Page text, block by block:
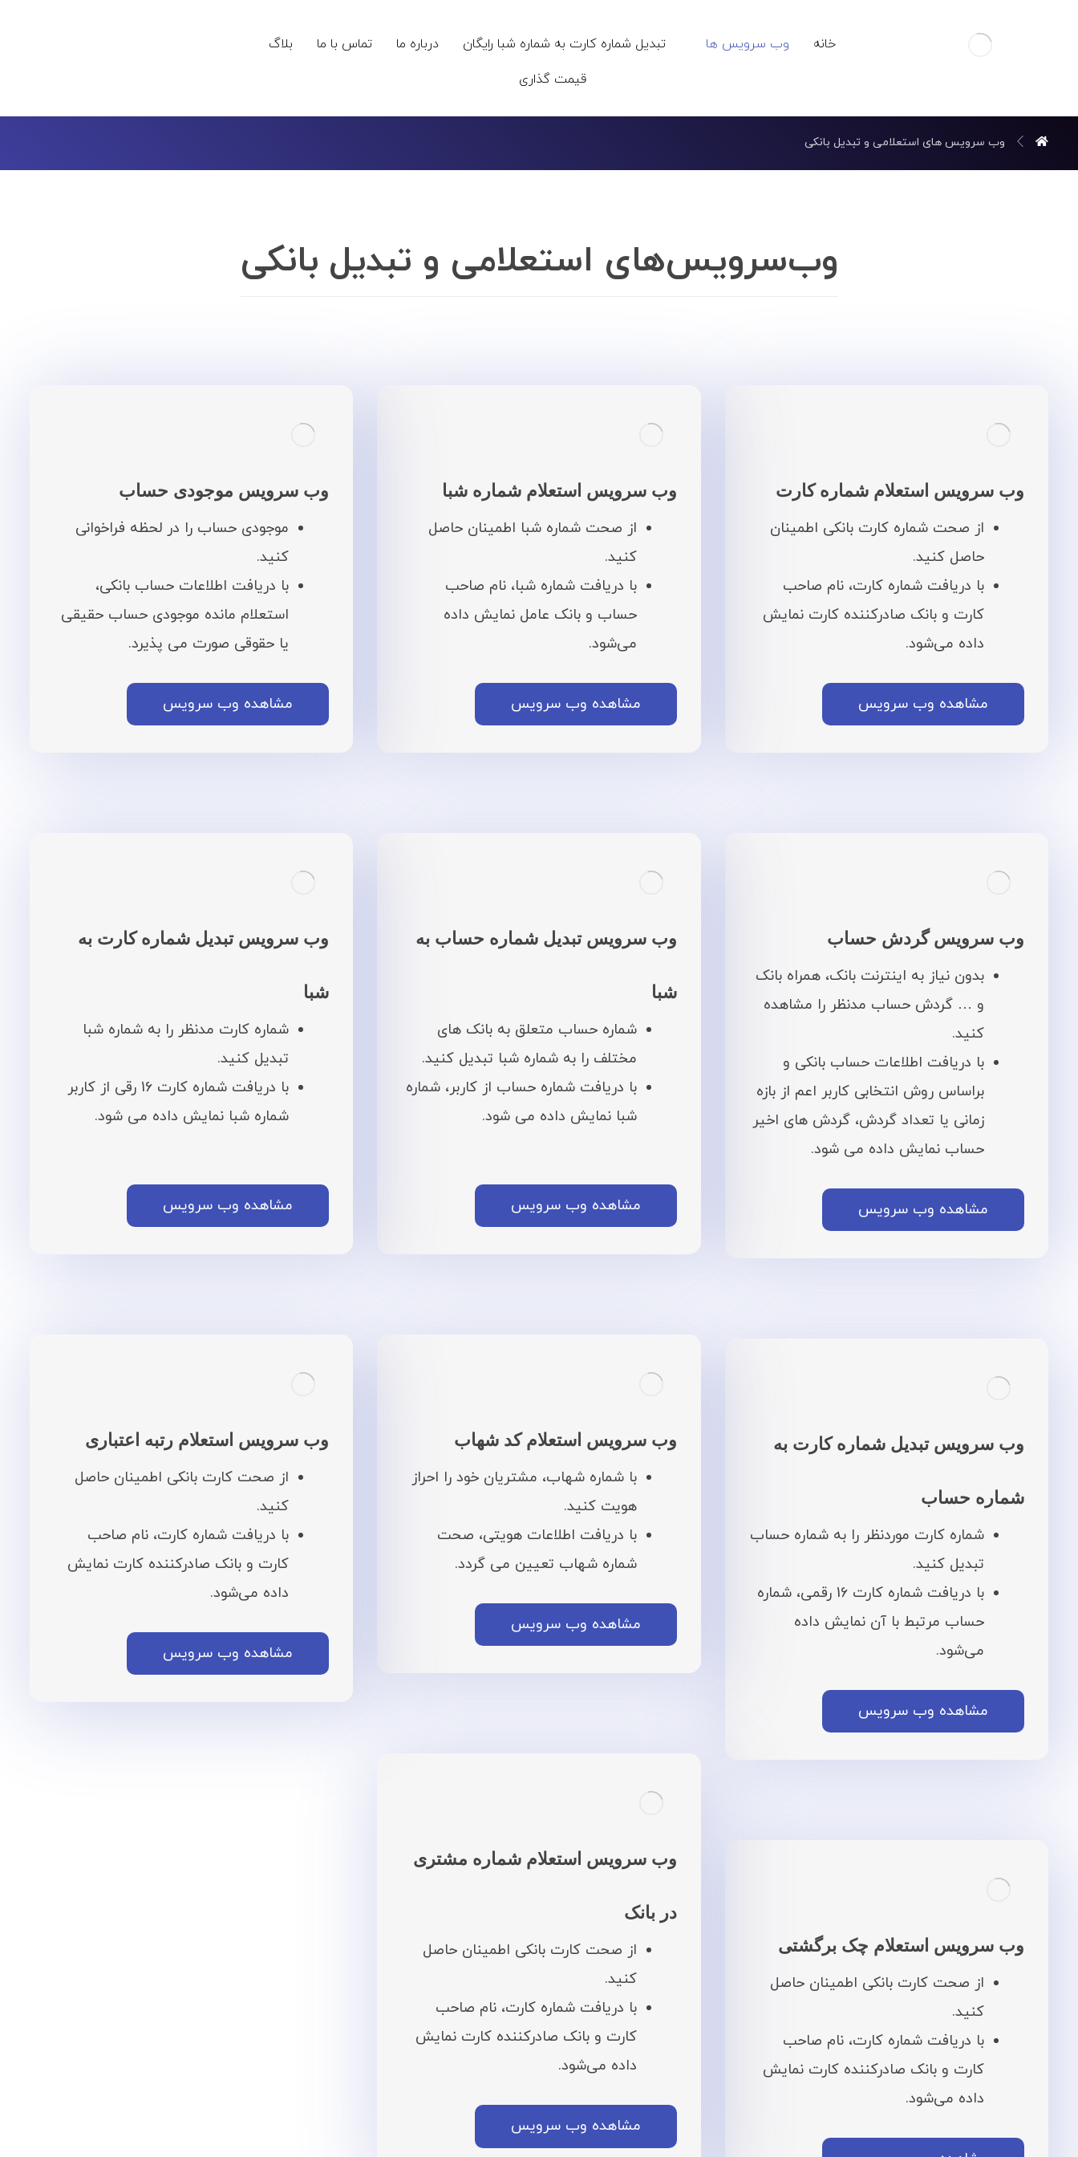
خانه وب سرویس ها تبدیل شماره کارت به شماره شبا رایگان درباره ما تماس با ما
بلاگ
قیمت گذاری
وب سرویس های استعلامی و تبدیل بانکی
وب‌سرویس‌های استعلامی و تبدیل بانکی
وب سرویس استعلام شماره کارت
از صحت شماره کارت بانکی اطمینان
حاصل کنید.
با دریافت شماره کارت، نام صاحب
کارت و بانک صادرکننده کارت نمایش
داده می‌شود.
مشاهده وب سرویس
وب سرویس گردش حساب
بدون نیاز به اینترنت بانک، همراه بانک
و … گردش حساب مدنظر را مشاهده
کنید.
با دریافت اطلاعات حساب بانکی و
براساس روش انتخابی کاربر اعم از بازه
زمانی یا تعداد گردش، گردش های اخیر
حساب نمایش داده می شود.
مشاهده وب سرویس
وب سرویس تبدیل شماره کارت به
شماره حساب
شماره کارت موردنظر را به شماره حساب
تبدیل کنید.
با دریافت شماره کارت 16 رقمی، شماره
حساب مرتبط با آن نمایش داده
می‌شود.
مشاهده وب سرویس
وب سرویس استعلام چک برگشتی
از صحت کارت بانکی اطمینان حاصل
کنید.
با دریافت شماره کارت، نام صاحب
کارت و بانک صادرکننده کارت نمایش
داده می‌شود.
وب سرویس استعلام شماره شبا
از صحت شماره شبا اطمینان حاصل
کنید.
با دریافت شماره شبا، نام صاحب
حساب و بانک عامل نمایش داده
می‌شود.
مشاهده وب سرویس
وب سرویس تبدیل شماره حساب به
شبا
شماره حساب متعلق به بانک های
مختلف را به شماره شبا تبدیل کنید.
با دریافت شماره حساب از کاربر، شماره
شبا نمایش داده می شود.
مشاهده وب سرویس
وب سرویس استعلام کد شهاب
با شماره شهاب، مشتریان خود را احراز
هویت کنید.
با دریافت اطلاعات هویتی، صحت
شماره شهاب تعیین می گردد.
مشاهده وب سرویس
وب سرویس استعلام شماره مشتری
در بانک
از صحت کارت بانکی اطمینان حاصل
کنید.
با دریافت شماره کارت، نام صاحب
کارت و بانک صادرکننده کارت نمایش
داده می‌شود.
مشاهده وب سرویس
وب سرویس موجودی حساب
موجودی حساب را در لحظه فراخوانی
کنید.
با دریافت اطلاعات حساب بانکی،
استعلام مانده موجودی حساب حقیقی
یا حقوقی صورت می پذیرد.
مشاهده وب سرویس
وب سرویس تبدیل شماره کارت به
شبا
شماره کارت مدنظر را به شماره شبا
تبدیل کنید.
با دریافت شماره کارت 16 رقی از کاربر
شماره شبا نمایش داده می شود.
مشاهده وب سرویس
وب سرویس استعلام رتبه اعتباری
از صحت کارت بانکی اطمینان حاصل
کنید.
با دریافت شماره کارت، نام صاحب
کارت و بانک صادرکننده کارت نمایش
داده می‌شود.
مشاهده وب سرویس